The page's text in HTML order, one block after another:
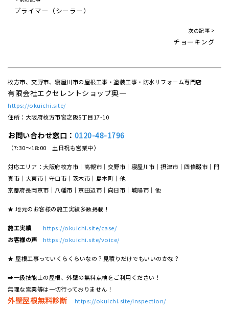
プライマー（シーラー）
次の記事 >
チョーキング
枚方市、交野市、寝屋川市の屋根工事・塗装工事・防水リフォーム専門店
有限会社エクセレントショップ奥一
https://okuichi.site/
住所：大阪府枚方市宮之阪5丁目17-10
お問い合わせ窓口： 0120-48-1796
（7:30～18:00 土日祝も営業中）
対応エリア：大阪府枚方市｜高槻市｜交野市｜寝屋川市｜摂津市｜四條畷市｜門
真市｜大東市｜守口市｜茨木市｜島本町｜他
京都府長岡京市｜八幡市｜京田辺市｜向日市｜城陽市｜他
★ 地元のお客様の施工実績多数掲載！
施工実績
https://okuichi.site/case/
お客様の声
https://okuichi.site/voice/
★ 屋根工事っていくらくらいなの？見積りだけでもいいのかな？
➡一級技能士の屋根、外壁の無料点検をご利用ください！
無理な営業等は一切行っておりません！
外壁屋根無料診断 https://okuichi.site/inspection/